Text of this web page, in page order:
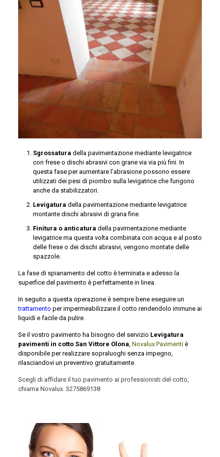
Sgrossatura della pavimentazione mediante levigatrice
con frese o dischi abrasivi con grane via via più fini. In
questa fase per aumentare l’abrasione possono essere
utilizzati dei pesi di piombo sulla levigatrice che fungono
anche da stabilizzatori.
Levigatura della pavimentazione mediante levigatrice
montante dischi abrasivi di grana fine.
Finitura o anticatura della pavimentazione mediante
levigatrice ma questa volta combinata con acqua e al posto
delle frese o dei dischi abrasivi, vengono montate delle
spazzole.
La fase di spianamento del cotto è terminata e adesso la
superfice del pavimento è perfettamente in linea.
In seguito a questa operazione è sempre bene eseguire un
trattamento per impermeabilizzare il cotto rendendolo immune ai
liquidi e facile da pulire.
Se il vostro pavimento ha bisogno del servizio Levigatura
pavimenti in cotto San Vittore Olona Novalux Pavimentiè
disponibile per realizzare sopraluoghi senza impegno,
rilasciandovi un preventivo gratuitamente.
Scegli di affidare il tuo pavimento ai professionisti del cotto,
chiama Novalux. 3275869138